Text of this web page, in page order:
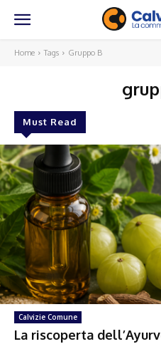
Home Tags Gruppo B
Must Read
Calvizie Comune
La riscoperta